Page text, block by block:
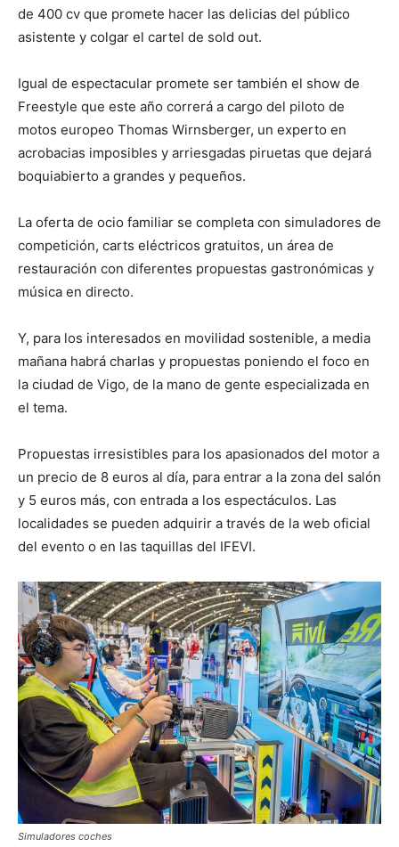
de 400 cv que promete hacer las delicias del público
asistente y colgar el cartel de sold out.
Igual de espectacular promete ser también el show de
Freestyle que este año correrá a cargo del piloto de
motos europeo Thomas Wirnsberger, un experto en
acrobacias imposibles y arriesgadas piruetas que dejará
boquiabierto a grandes y pequeños.
La oferta de ocio familiar se completa con simuladores de
competición, carts eléctricos gratuitos, un área de
restauración con diferentes propuestas gastronómicas y
música en directo.
Y, para los interesados en movilidad sostenible, a media
mañana habrá charlas y propuestas poniendo el foco en
la ciudad de Vigo, de la mano de gente especializada en
el tema.
Propuestas irresistibles para los apasionados del motor a
un precio de 8 euros al día, para entrar a la zona del salón
y 5 euros más, con entrada a los espectáculos. Las
localidades se pueden adquirir a través de la web oficial
del evento o en las taquillas del IFEVI.
Simuladores coches